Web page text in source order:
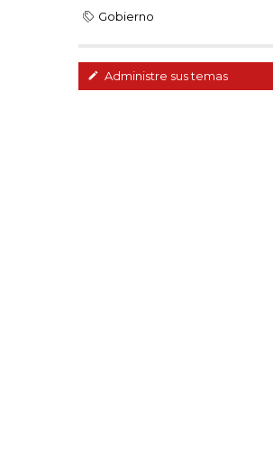
Gobierno
Administre sus temas